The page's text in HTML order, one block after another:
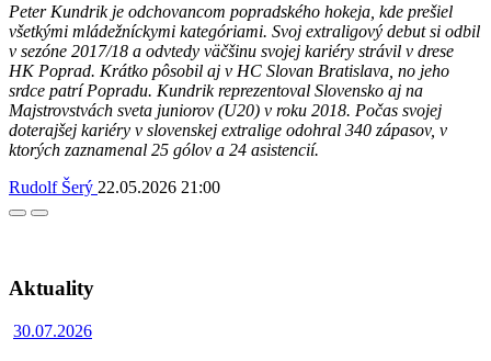
Peter Kundrik je odchovancom popradského hokeja, kde prešiel
všetkými mládežníckymi kategóriami. Svoj extraligový debut si odbil
v sezóne 2017/18 a odvtedy väčšinu svojej kariéry strávil v drese
HK Poprad. Krátko pôsobil aj v HC Slovan Bratislava, no jeho
srdce patrí Popradu. Kundrik reprezentoval Slovensko aj na
Majstrovstvách sveta juniorov (U20) v roku 2018. Počas svojej
doterajšej kariéry v slovenskej extralige odohral 340 zápasov, v
ktorých zaznamenal 25 gólov a 24 asistencií.
Rudolf Šerý 22.05.2026 21:00
Facebook
Twitter
Aktuality
30.07.2026